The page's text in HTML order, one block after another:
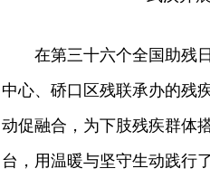
在第三十六个全国助残
中心、硚口区残联承办的残
动促融合，为下肢残疾群体
台，用温暖与坚守生动践行